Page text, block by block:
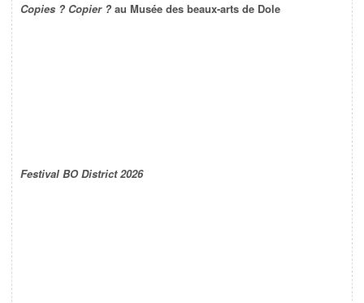
Copies ? Copier ? au Musée des beaux-arts de Dole
Festival BO District 2026